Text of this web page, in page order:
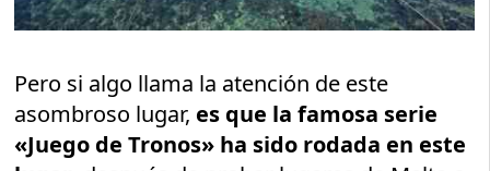
Pero si algo llama la atención de este
asombroso lugar, es que la famosa serie
«Juego de Tronos» ha sido rodada en este